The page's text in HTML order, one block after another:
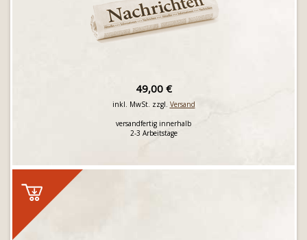
49,00 €
inkl. MwSt. zzgl. Versand
versandfertig innerhalb
2-3 Arbeitstage